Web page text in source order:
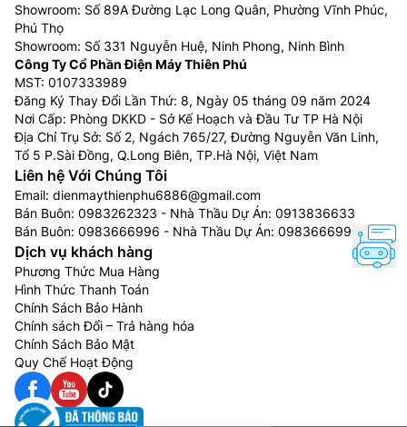
Showroom: Số 89A Đường Lạc Long Quân, Phường Vĩnh Phúc,
Phú Thọ
Showroom: Số 331 Nguyễn Huệ, Ninh Phong, Ninh Bình
Công Ty Cổ Phần Điện Máy Thiên Phú
MST: 0107333989
Đăng Ký Thay Đổi Lần Thứ: 8, Ngày 05 tháng 09 năm 2024
Nơi Cấp: Phòng DKKD - Sở Kế Hoạch và Đầu Tư TP Hà Nội
Địa Chỉ Trụ Sở: Số 2, Ngách 765/27, Đường Nguyễn Văn Linh,
Tổ 5 P.Sài Đồng, Q.Long Biên, TP.Hà Nội, Việt Nam
Liên hệ Với Chúng Tôi
Email: dienmaythienphu6886@gmail.com
Bán Buôn: 0983262323 - Nhà Thầu Dự Án: 0913836633
Bán Buôn: 0983666996 - Nhà Thầu Dự Án: 0983666996
Dịch vụ khách hàng
Phương Thức Mua Hàng
Hình Thức Thanh Toán
Chính Sách Bảo Hành
Chính sách Đổi – Trả hàng hóa
Chính Sách Bảo Mật
Quy Chế Hoạt Động